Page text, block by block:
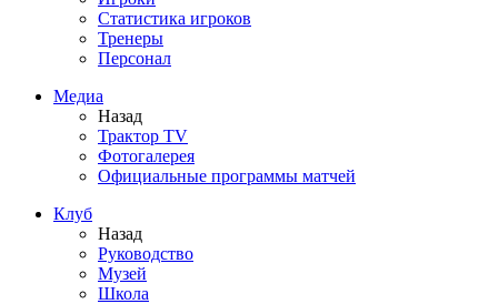
Статистика игроков
Тренеры
Персонал
Медиа
Назад
Трактор TV
Фотогалерея
Официальные программы матчей
Клуб
Назад
Руководство
Музей
Школа